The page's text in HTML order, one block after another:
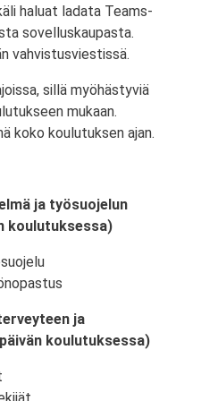
haluat ladata Teams-
sovelluskaupasta.
vahvistusviestissä.
sillä myöhästyviä
mukaan.
koko koulutuksen ajan.
ja työsuojelun
koulutuksessa)
ja
koulutuksessa)